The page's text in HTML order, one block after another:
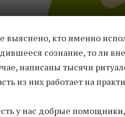
выяснено, кто именно
сознание, то ли
написаны тысячи
из них работает на
у нас добрые